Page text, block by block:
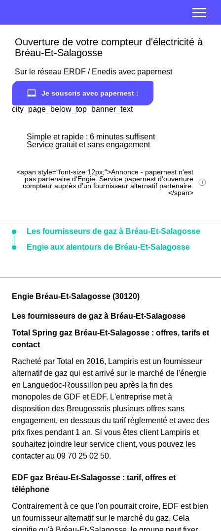
Ouverture de votre compteur d'électricité à
Bréau-Et-Salagosse
Sur le réseau ERDF / Enedis avec papernest
Je souscris avec papernest :
city_page_below_top_banner_text
Simple et rapide : 6 minutes suffisent
Service gratuit et sans engagement
<span style="font-size:12px;">Annonce - papernest n'est
pas partenaire d'Engie. Service papernest d'ouverture
compteur auprès d'un fournisseur alternatif partenaire.
</span>
Les fournisseurs de gaz à Bréau-Et-Salagosse
Engie aux alentours de Bréau-Et-Salagosse
Engie Bréau-Et-Salagosse (30120)
Les fournisseurs de gaz à Bréau-Et-Salagosse
Total Spring gaz Bréau-Et-Salagosse : offres, tarifs et
contact
Racheté par Total en 2016, Lampiris est un fournisseur
alternatif de gaz qui est arrivé sur le marché de l'énergie
en Languedoc-Roussillon peu après la fin des
monopoles de GDF et EDF. L'entreprise met à
disposition des Breugossois plusieurs offres sans
engagement, en dessous du tarif réglementé et avec des
prix fixes pendant 1 an. Si vous êtes client Lampiris et
souhaitez joindre leur service client, vous pouvez les
contacter au 09 70 25 02 50.
EDF gaz Bréau-Et-Salagosse : tarif, offres et
téléphone
Contrairement à ce que l'on pourrait croire, EDF est bien
un fournisseur alternatif sur le marché du gaz. Cela